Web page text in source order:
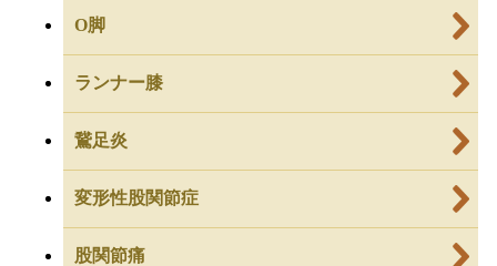
O脚
ランナー膝
鵞足炎
変形性股関節症
股関節痛